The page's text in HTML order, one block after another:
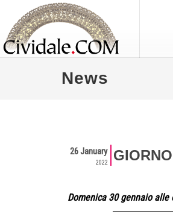
News
26 January
2022
Domenica 30 gennaio